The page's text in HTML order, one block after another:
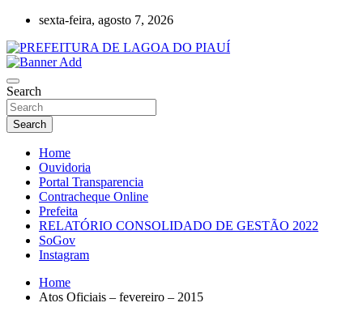
Skip
content
sexta-feira, agosto 7, 2026
PREFEITURA DE LAGOA DO PIAUÍ
Search
Search
Home
Ouvidoria
Portal Transparencia
Contracheque Online
Prefeita
RELATÓRIO CONSOLIDADO DE GESTÃO 2022
SoGov
Instagram
Home
Atos Oficiais – fevereiro – 2015